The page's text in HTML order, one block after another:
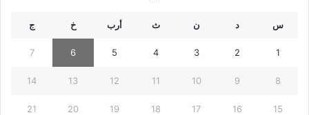
س د ن ث أرب خ ج
1
2
3
4
5
6
7
8
9
10
11
12
13
14
15
16
17
18
19
20
21